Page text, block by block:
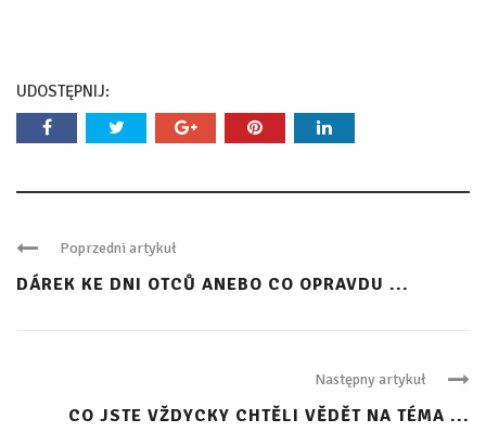
UDOSTĘPNIJ:
Poprzedni artykuł
DÁREK KE DNI OTCŮ ANEBO CO OPRAVDU ...
Następny artykuł
CO JSTE VŽDYCKY CHTĚLI VĚDĚT NA TÉMA ...